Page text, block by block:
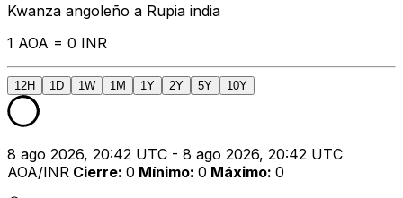
Kwanza angoleño a Rupia india
1 AOA = 0 INR
12H 1D 1W 1M 1Y 2Y 5Y 10Y
8 ago 2026, 20:42 UTC - 8 ago 2026, 20:42 UTC
AOA/INR Cierre: 0 Mínimo: 0 Máximo: 0